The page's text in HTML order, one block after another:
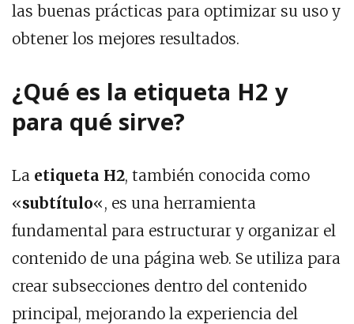
las buenas prácticas para optimizar su uso y
obtener los mejores resultados.
¿Qué es la etiqueta H2 y
para qué sirve?
La etiqueta H2, también conocida como
«subtítulo«, es una herramienta
fundamental para estructurar y organizar el
contenido de una página web. Se utiliza para
crear subsecciones dentro del contenido
principal, mejorando la experiencia del